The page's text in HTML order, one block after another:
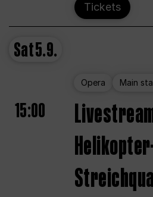
Tickets
Sat5.9.
Opera Main
15:00